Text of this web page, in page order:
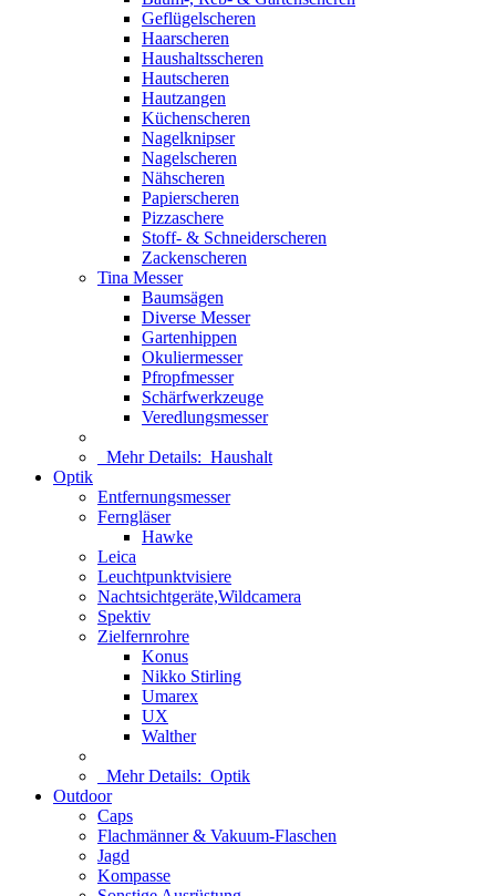
Geflügelscheren
Haarscheren
Haushaltsscheren
Hautscheren
Hautzangen
Küchenscheren
Nagelknipser
Nagelscheren
Nähscheren
Papierscheren
Pizzaschere
Stoff- & Schneiderscheren
Zackenscheren
Tina Messer
Baumsägen
Diverse Messer
Gartenhippen
Okuliermesser
Pfropfmesser
Schärfwerkzeuge
Veredlungsmesser
Mehr Details: Haushalt
Optik
Entfernungsmesser
Ferngläser
Hawke
Leica
Leuchtpunktvisiere
Nachtsichtgeräte,Wildcamera
Spektiv
Zielfernrohre
Konus
Nikko Stirling
Umarex
UX
Walther
Mehr Details: Optik
Outdoor
Caps
Flachmänner & Vakuum-Flaschen
Jagd
Kompasse